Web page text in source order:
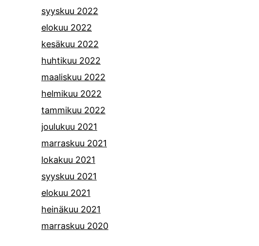
syyskuu 2022
elokuu 2022
kesäkuu 2022
huhtikuu 2022
maaliskuu 2022
helmikuu 2022
tammikuu 2022
joulukuu 2021
marraskuu 2021
lokakuu 2021
syyskuu 2021
elokuu 2021
heinäkuu 2021
marraskuu 2020